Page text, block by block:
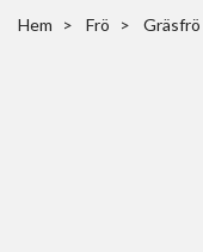
Hem Frö Gräsfrö